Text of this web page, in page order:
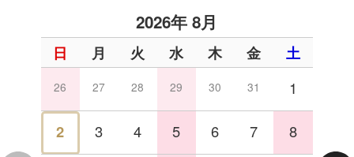
2026年 8月
日 月 火 水 木 金 土
26 27 28 29 30 31 1
2 3 4 5 6 7 8